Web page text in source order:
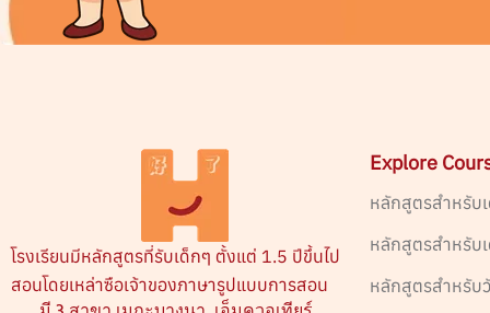
โรงเรียนมีหลักสูตรที่รับเด็กๆ ตั้งแต่ 1.5 ปีขึ้นไป
สอนโดยเหล่าซือเจ้าของภาษารูปแบบการสอน
Explore
หลักสูตรสำหรับ
หลักสูตรสำหรับ
หลักสูตรสำหรับ